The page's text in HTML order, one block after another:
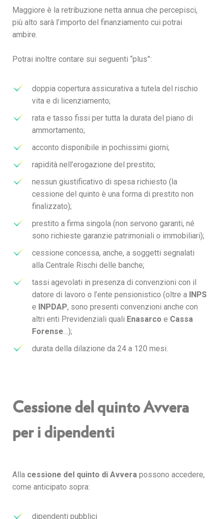
Maggiore è la retribuzione netta annua che percepisci,
più alto sarà l’importo del finanziamento cui potrai
ambire.
Potrai inoltre contare sui seguenti “plus”:
doppia copertura assicurativa a tutela del rischio
vita e di licenziamento;
rata e tasso fissi per tutta la durata del piano di
ammortamento;
acconto disponibile in pochissimi giorni;
rapidità nell’erogazione del prestito;
nessun giustificativo di spesa richiesto (la
cessione del quinto è una forma di prestito non
finalizzato);
prestito a firma singola (non servono garanti, né
sono richieste garanzie patrimoniali o immobiliari);
cessione concessa, anche, a soggetti segnalati
alla Centrale Rischi delle banche;
tassi agevolati in presenza di convenzioni con il
datore di lavoro o l’ente pensionistico (oltre a INPS
e INPDAP, sono presenti convenzioni anche con
altri enti Previdenziali quali Enasarco e Cassa
Forense…);
durata della dilazione da 24 a 120 mesi.
Cessione del quinto Avvera
per i dipendenti
Alla cessione del quinto di Avvera possono accedere,
come anticipato sopra:
dipendenti pubblici